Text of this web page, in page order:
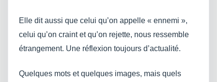
Elle dit aussi que celui qu’on appelle « ennemi »,
celui qu’on craint et qu’on rejette, nous ressemble
étrangement. Une réflexion toujours d’actualité.
Quelques mots et quelques images, mais quels